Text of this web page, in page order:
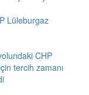
Lüleburgaz
CHP
tercih zamanı